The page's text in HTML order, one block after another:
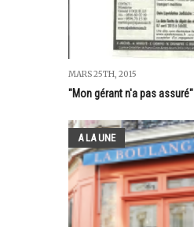
MARS 25TH, 2015
"Mon gérant n'a pas assuré"
A LA UNE